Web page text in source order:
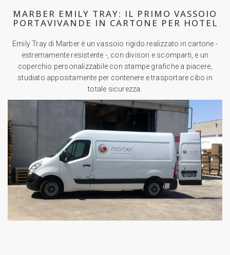
MARBER EMILY TRAY: IL PRIMO VASSOIO
PORTAVIVANDE IN CARTONE PER HOTEL
Emily Tray di Marber è un vassoio rigido realizzato in cartone -
estremamente resistente -, con divisori e scomparti, e un
coperchio personalizzabile con stampe grafiche a piacere,
studiato appositamente per contenere e trasportare cibo in
totale sicurezza.